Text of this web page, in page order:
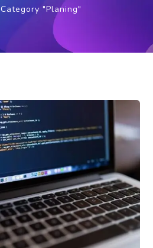
Category "Planing"